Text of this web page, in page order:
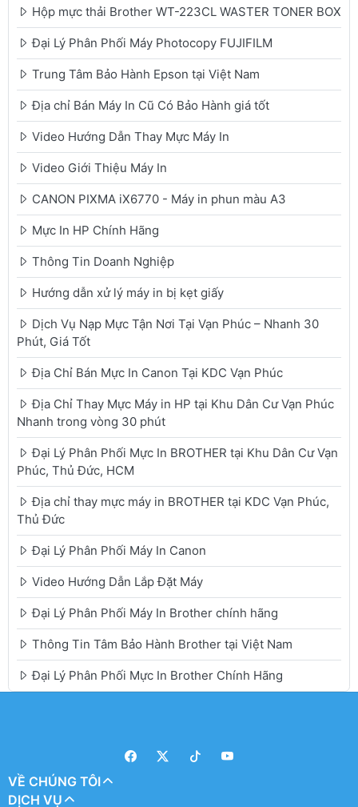
Hộp mực thải Brother WT-223CL WASTER TONER BOX
Đại Lý Phân Phối Máy Photocopy FUJIFILM
Trung Tâm Bảo Hành Epson tại Việt Nam
Địa chỉ Bán Máy In Cũ Có Bảo Hành giá tốt
Video Hướng Dẫn Thay Mực Máy In
Video Giới Thiệu Máy In
CANON PIXMA iX6770 - Máy in phun màu A3
Mực In HP Chính Hãng
Thông Tin Doanh Nghiệp
Hướng dẫn xử lý máy in bị kẹt giấy
Dịch Vụ Nạp Mực Tận Nơi Tại Vạn Phúc – Nhanh 30
Phút, Giá Tốt
Địa Chỉ Bán Mực In Canon Tại KDC Vạn Phúc
Địa Chỉ Thay Mực Máy in HP tại Khu Dân Cư Vạn Phúc
Nhanh trong vòng 30 phút
Đại Lý Phân Phối Mực In BROTHER tại Khu Dân Cư Vạn
Phúc, Thủ Đức, HCM
Địa chỉ thay mực máy in BROTHER tại KDC Vạn Phúc,
Thủ Đức
Đại Lý Phân Phối Máy In Canon
Video Hướng Dẫn Lắp Đặt Máy
Đại Lý Phân Phối Máy In Brother chính hãng
Thông Tin Tâm Bảo Hành Brother tại Việt Nam
Đại Lý Phân Phối Mực In Brother Chính Hãng
VỀ CHÚNG TÔI
DỊCH VỤ